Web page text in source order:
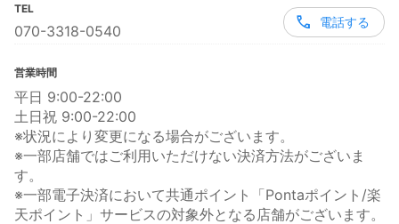
TEL
070-3318-0540
電話する
営業時間
平日 9:00-22:00
土日祝 9:00-22:00
※状況により変更になる場合がございます。
※一部店舗ではご利用いただけない決済方法がございま
す。
※一部電子決済において共通ポイント「Pontaポイント/楽
天ポイント」サービスの対象外となる店舗がございます。